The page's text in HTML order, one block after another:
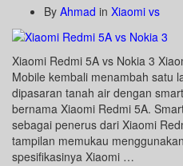
By Ahmad in Xiaomi vs
Xiaomi Redmi 5A vs Nokia 3
Mobile kembali menambah satu
dipasaran tanah air dengan
bernama Xiaomi Redmi 5A.
sebagai penerus dari Xiaomi
tampilan memukau
spesifikasinya Xiaomi …